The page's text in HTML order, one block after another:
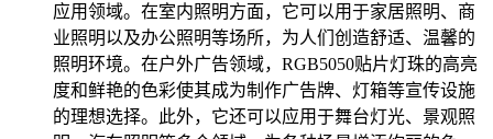
应用领域。在室内照明方面，它可以用于家居照明、商
业照明以及办公照明等场所，为人们创造舒适、温馨的
照明环境。在户外广告领域，RGB5050贴片灯珠的高亮
度和鲜艳的色彩使其成为制作广告牌、灯箱等宣传设施
的理想选择。此外，它还可以应用于舞台灯光、景观照